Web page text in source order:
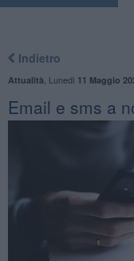
Indietro
Attualità Lunedì 11 Maggio
Email e sms a